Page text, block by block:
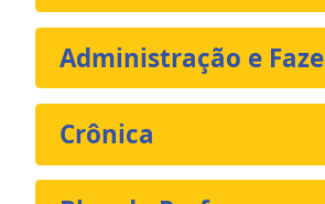
Administração e
Crônica